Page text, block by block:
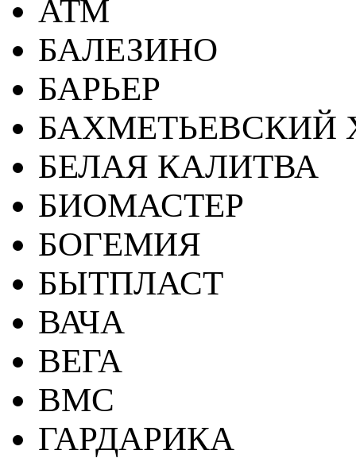
АТМ
БАЛЕЗИНО
БАРЬЕР
БАХМЕТЬЕВСКИЙ
БЕЛАЯ КАЛИТВА
БИОМАСТЕР
БОГЕМИЯ
БЫТПЛАСТ
ВАЧА
ВЕГА
ВМС
ГАРДАРИКА